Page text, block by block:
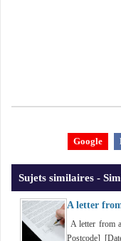
Google
Sujets similaires -
A letter
A letter from
Postcode]